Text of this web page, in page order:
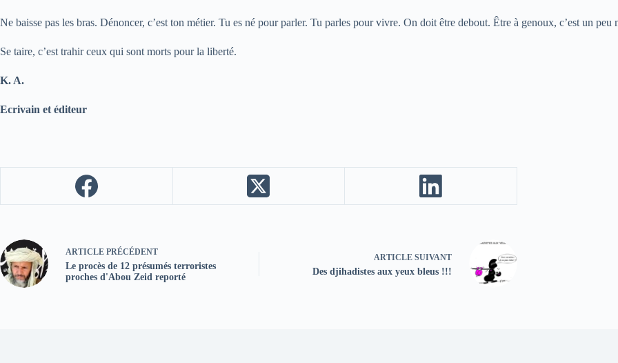
Ne baisse pas les bras. Dénoncer, c’est ton métier. Tu es né pour parler. Tu parles pour vivre. On doit être debout. Être à genoux, c’est un peu
Se taire, c’est trahir ceux qui sont morts pour la liberté.
K. A.
Ecrivain et éditeur
ARTICLE PRÉCÉDENT
Le procès de 12 présumés terroristes
proches d'Abou Zeid reporté
ARTICLE SUIVANT
Des djihadistes aux yeux bleus !!!